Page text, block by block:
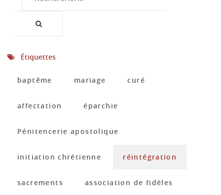
Étiquettes
baptême mariage curé
affectation éparchie
Pénitencerie apostolique
initiation chrétienne réintégration
sacrements association de fidèles